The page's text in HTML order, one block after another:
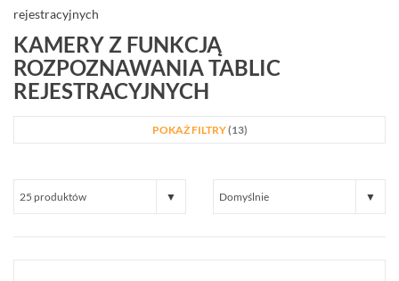
PPOŻ
I
DOMOFONY
KONTROLA
DOSTĘPU
WLAN
rejestracyjnych
KAMERY Z FUNKCJĄ
ROZPOZNAWANIA TABLIC
REJESTRACYJNYCH
POKAŻ FILTRY(13)